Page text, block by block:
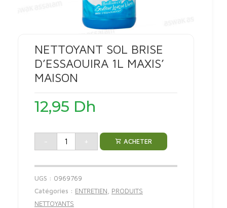
NETTOYANT SOL BRISE
D’ESSAOUIRA 1L MAXIS’
MAISON
12,95 Dh
- + ACHETER
UGS : 0969769
Catégories : ENTRETIEN
PRODUITS
NETTOYANTS